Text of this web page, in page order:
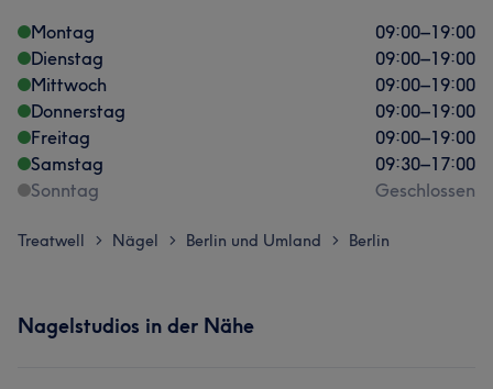
Montag
09:00–19:00
Dienstag
09:00–19:00
Mittwoch
09:00–19:00
Donnerstag
09:00–19:00
Freitag
09:00–19:00
Samstag
09:30–17:00
Sonntag
Geschlossen
Treatwell > Nägel > Berlin und Umland > Berlin
Nagelstudios in der Nähe